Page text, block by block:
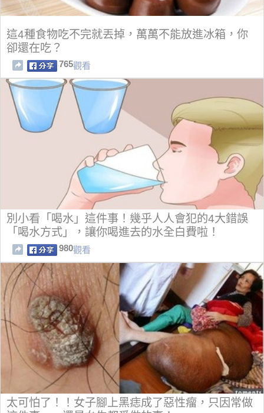
這4種食物吃不完就丟掉，萬萬不能放進冰箱，你
卻還在吃？
765觀看
別小看「喝水」這件事！幾乎人人會犯的4大錯誤
「喝水方式」，讓你喝進去的水全白費啦！
980觀看
太可怕了！！女子腳上黑痣成了惡性瘤，只因常做